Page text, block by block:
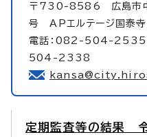
〒730-8586 広島市中
号 APエルテージ国泰
電話：082-504-2535
504-2338
定期監査等の結果